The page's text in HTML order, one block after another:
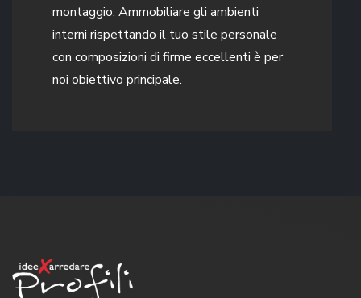
montaggio. Ammobiliare gli ambienti
interni rispettando il tuo stile personale
con composizioni di firme eccellenti è per
noi obiettivo principale.